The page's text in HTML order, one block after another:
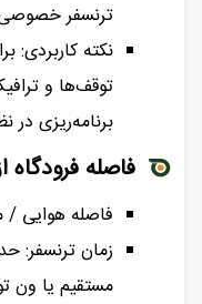
ترنسفر
نکته کاربردی:
برنامه‌ریزی در
فاصله فرودگاه
فاصله هوایی / مستقیم:
مستقیم یا ون